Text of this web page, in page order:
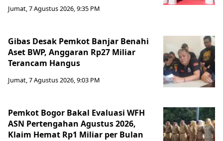
Jumat, 7 Agustus 2026, 9:35 PM
Gibas Desak Pemkot Banjar Benahi
Aset BWP, Anggaran Rp27 Miliar
Terancam Hangus
Jumat, 7 Agustus 2026, 9:03 PM
Pemkot Bogor Bakal Evaluasi WFH
ASN Pertengahan Agustus 2026,
Klaim Hemat Rp1 Miliar per Bulan